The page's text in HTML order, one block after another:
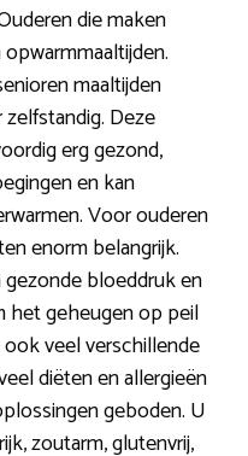
die maken
maaltijden
Deze
erg gezond,
en kan
Voor ouderen
enorm belangrijk.
bloeddruk en
het geheugen op peil
veel verschillende
diëten en allergieën
geboden. U
zoutarm, glutenvrij,